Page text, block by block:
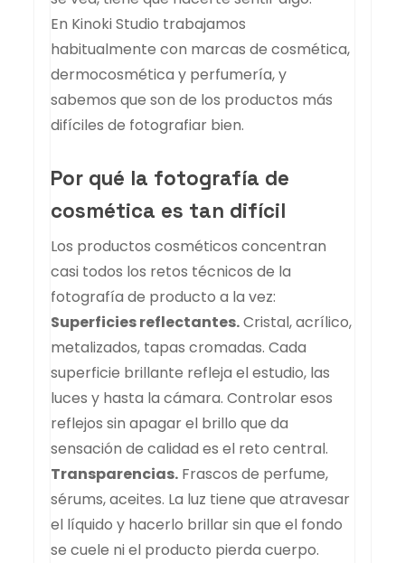
En Kinoki Studio trabajamos
habitualmente con marcas de cosmética,
dermocosmética y perfumería, y
sabemos que son de los productos más
difíciles de fotografiar bien.
Por qué la fotografía de
cosmética es tan difícil
Los productos cosméticos concentran
casi todos los retos técnicos de la
fotografía de producto a la vez:
Superficies reflectantes.Cristal, acrílico,
metalizados, tapas cromadas. Cada
superficie brillante refleja el estudio, las
luces y hasta la cámara. Controlar esos
reflejos sin apagar el brillo que da
sensación de calidad es el reto central.
Transparencias. Frascos de perfume,
sérums, aceites. La luz tiene que atravesar
el líquido y hacerlo brillar sin que el fondo
se cuele ni el producto pierda cuerpo.